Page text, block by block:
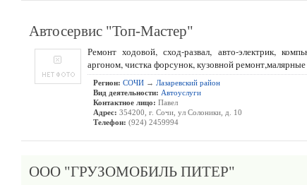
Автосервис "Топ-Мастер"
Ремонт ходовой, сход-развал, авто-электрик,
аргоном, чистка форсунок, кузовной
Регион: СОЧИ → Лазаревский район
Вид деятельности: Автоуслуги
Контактное лицо: Павел
Адрес: 354200, г. Сочи, ул Солоники, д. 10
Телефон: (924) 2459994
ООО "ГРУЗОМОБИЛЬ ПИТЕР"